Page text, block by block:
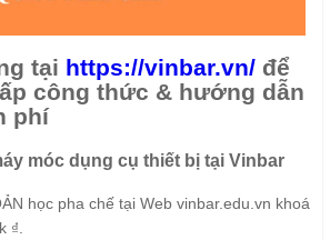
tại https://vinbar.vn/để
công thức & hướng dẫn
phí
móc dụng cụ thiết bị tại Vinbar
học pha chế tại Web vinbar.edu.vn khoá
₫.